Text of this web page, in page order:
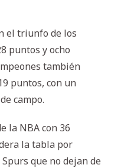
el triunfo de los
puntos y ocho
también
puntos, con un
campo.
la NBA con 36
la tabla por
que no dejan de